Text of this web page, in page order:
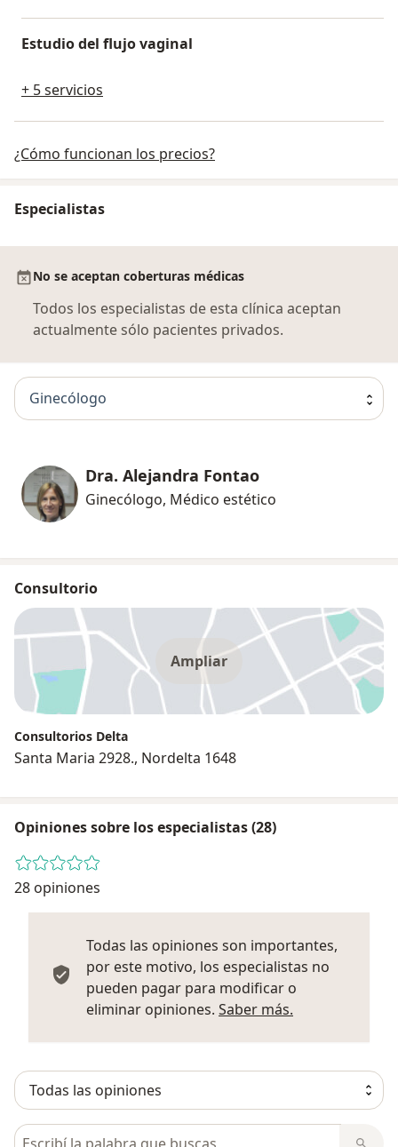
Estudio del flujo vaginal
+ 5 servicios
¿Cómo funcionan los precios?
Especialistas
No se aceptan coberturas médicas
Todos los especialistas de esta clínica aceptan
actualmente sólo pacientes privados.
Ginecólogo
Dra. Alejandra Fontao
Ginecólogo, Médico estético
Consultorio
Ampliar
Consultorios Delta
Santa Maria 2928., Nordelta 1648
Opiniones sobre los especialistas (28)
28 opiniones
Todas las opiniones son importantes,
por este motivo, los especialistas no
pueden pagar para modificar o
eliminar opiniones. Saber más.
Busca en opiniones